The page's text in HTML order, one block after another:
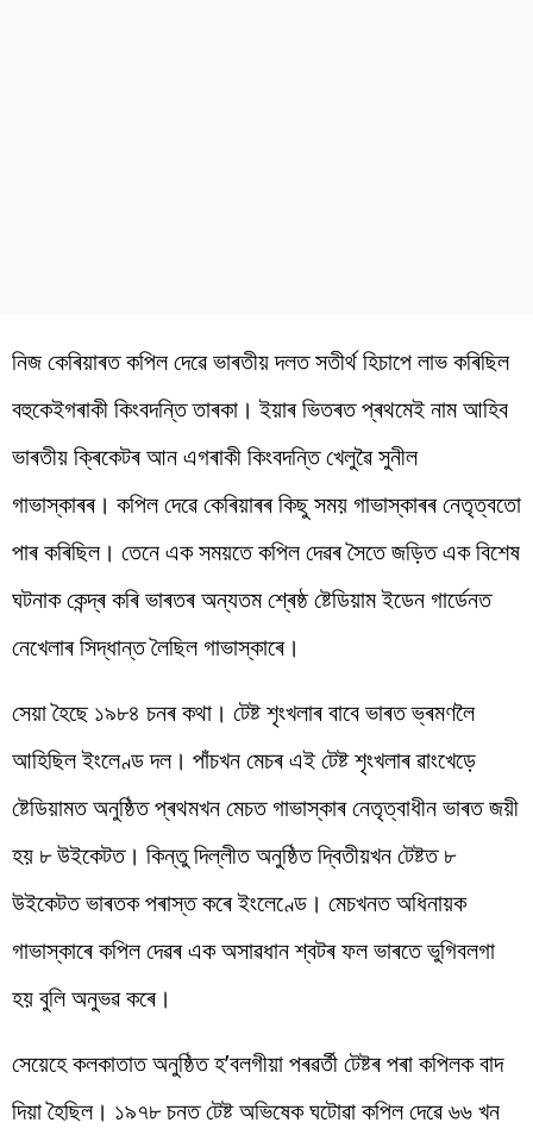
নিজ কেৰিয়াৰত কপিল দেৱে ভাৰতীয় দলত সতীৰ্থ হিচাপে লাভ কৰিছিল
বহুকেইগৰাকী কিংবদন্তি তাৰকা। ইয়াৰ ভিতৰত প্ৰথমেই নাম আহিব
ভাৰতীয় ক্ৰিকেটৰ আন এগৰাকী কিংবদন্তি খেলুৱৈ সুনীল
গাভাস্কাৰৰ। কপিল দেৱে কেৰিয়াৰৰ কিছু সময় গাভাস্কাৰৰ নেতৃত্বতো
পাৰ কৰিছিল। তেনে এক সময়তে কপিল দেৱৰ সৈতে জড়িত এক বিশেষ
ঘটনাক কেন্দ্ৰ কৰি ভাৰতৰ অন্যতম শ্ৰেষ্ঠ ষ্টেডিয়াম ইডেন গাৰ্ডেনত
নেখেলাৰ সিদ্ধান্ত লৈছিল গাভাস্কাৰে।
সেয়া হৈছে ১৯৮৪ চনৰ কথা। টেষ্ট শৃংখলাৰ বাবে ভাৰত ভ্ৰমণলৈ
আহিছিল ইংলেণ্ড দল। পাঁচখন মেচৰ এই টেষ্ট শৃংখলাৰ ৱাংখেড়ে
ষ্টেডিয়ামত অনুষ্ঠিত প্ৰথমখন মেচত গাভাস্কাৰ নেতৃত্বাধীন ভাৰত জয়ী
হয় ৮ উইকেটত। কিন্তু দিল্লীত অনুষ্ঠিত দ্বিতীয়খন টেষ্টত ৮
উইকেটত ভাৰতক পৰাস্ত কৰে ইংলেণ্ডে। মেচখনত অধিনায়ক
গাভাস্কাৰে কপিল দেৱৰ এক অসাৱধান শ্বটৰ ফল ভাৰতে ভুগিবলগা
হয় বুলি অনুভৱ কৰে।
সেয়েহে কলকাতাত অনুষ্ঠিত হ’বলগীয়া পৰৱৰ্তী টেষ্টৰ পৰা কপিলক বাদ
দিয়া হৈছিল। ১৯৭৮ চনত টেষ্ট অভিষেক ঘটোৱা কপিল দেৱে ৬৬ খন